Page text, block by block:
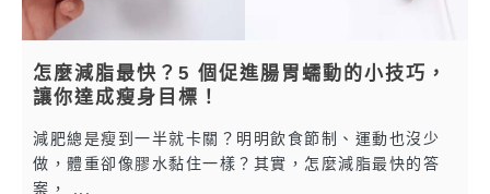
怎麼減脂最快？5 個促進腸胃蠕動的小技巧，
讓你達成瘦身目標！
減肥總是瘦到一半就卡關？明明飲食節制、運動也沒少
做，體重卻像膠水黏住一樣？其實，怎麼減脂最快的答
案， ...